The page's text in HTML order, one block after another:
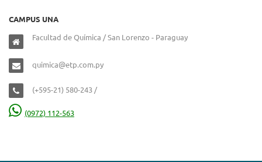
CAMPUS UNA
Facultad de Química / San Lorenzo - Paraguay
quimica@etp.com.py
(+595-21) 580-243 /
(0972) 112-563